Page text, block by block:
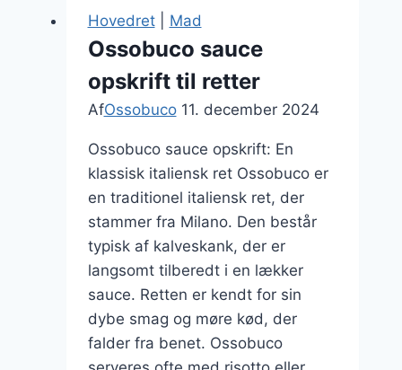
til
gæster
Hovedret| Mad
Ossobuco sauce
opskrift til retter
AfOssobuco 11. december 2024
Ossobuco sauce opskrift: En
klassisk italiensk ret Ossobuco er
en traditionel italiensk ret, der
stammer fra Milano. Den består
typisk af kalveskank, der er
langsomt tilberedt i en lækker
sauce. Retten er kendt for sin
dybe smag og møre kød, der
falder fra benet. Ossobuco